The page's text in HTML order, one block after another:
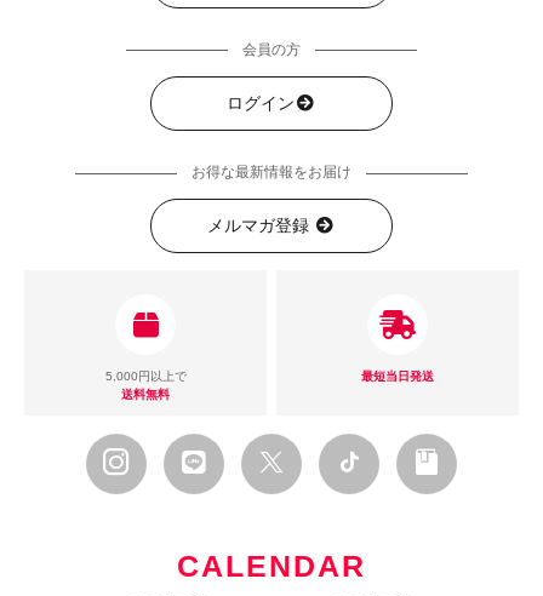
会員の方
ログイン
お得な最新情報をお届け
メルマガ登録
5,000円以上で
送料無料
最短当日発送
CALENDAR